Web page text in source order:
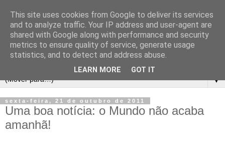
▼
sexta-feira, 21 de outubro de 2011
Uma boa notícia: o Mundo não acaba
amanhã!
This site uses cookies from Google to deliver its services
and to analyze traffic. Your IP address and user-agent are
shared with Google along with performance and security
metrics to ensure quality of service, generate usage
statistics, and to detect and address abuse.
LEARN MORE GOT IT